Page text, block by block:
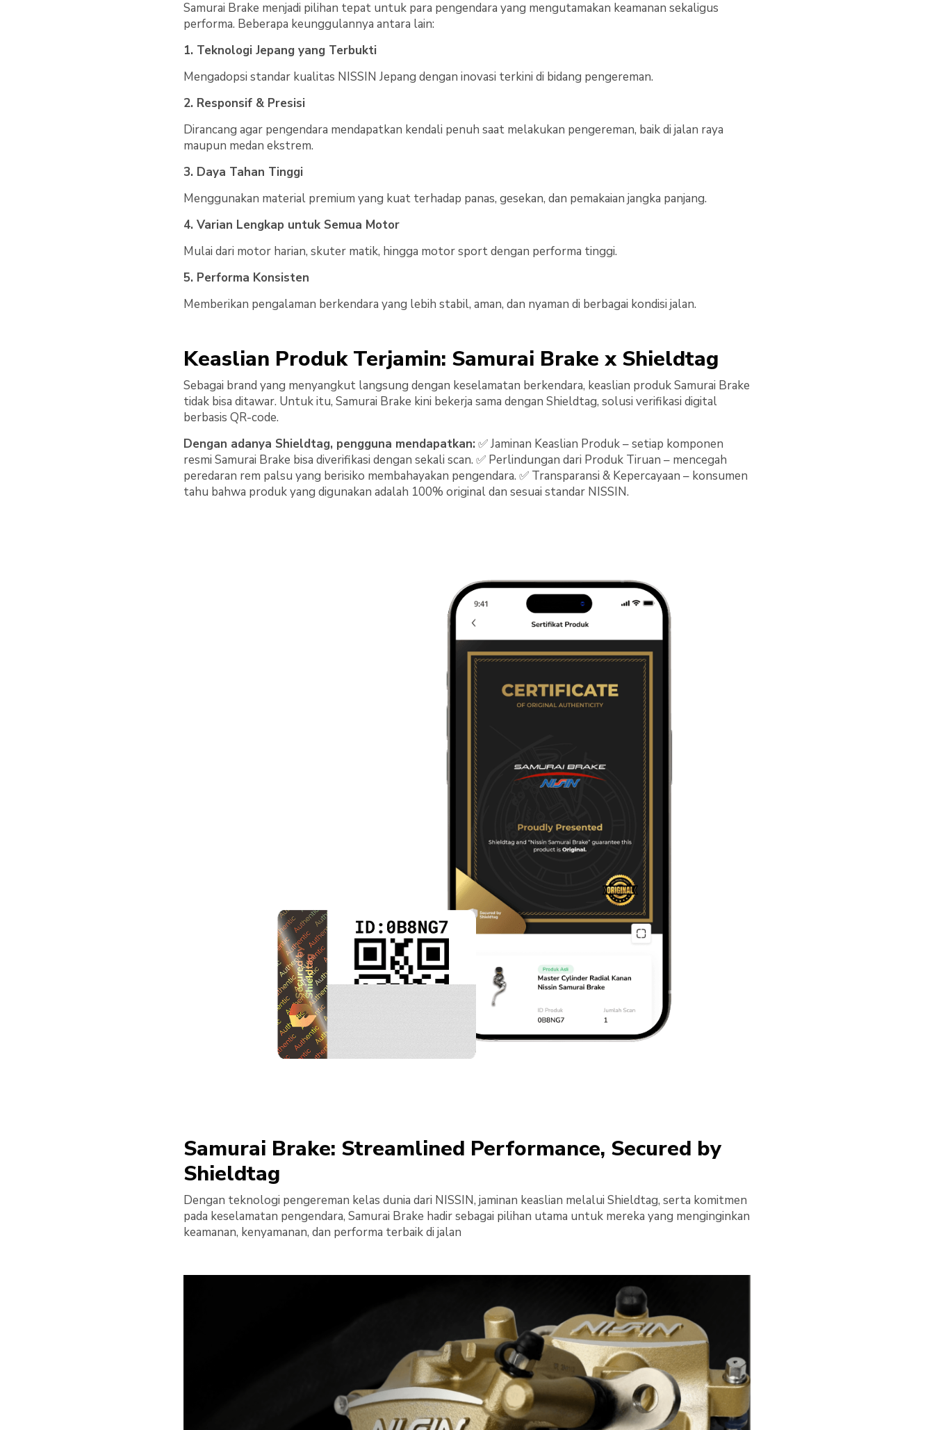
Samurai Brake menjadi pilihan tepat untuk para pengendara yang mengutamakan keamanan sekaligus
performa. Beberapa keunggulannya antara lain:
1. Teknologi Jepang yang Terbukti
Mengadopsi standar kualitas NISSIN Jepang dengan inovasi terkini di bidang pengereman.
2. Responsif & Presisi
Dirancang agar pengendara mendapatkan kendali penuh saat melakukan pengereman, baik di jalan raya
maupun medan ekstrem.
3. Daya Tahan Tinggi
Menggunakan material premium yang kuat terhadap panas, gesekan, dan pemakaian jangka panjang.
4. Varian Lengkap untuk Semua Motor
Mulai dari motor harian, skuter matik, hingga motor sport dengan performa tinggi.
5. Performa Konsisten
Memberikan pengalaman berkendara yang lebih stabil, aman, dan nyaman di berbagai kondisi jalan.
Keaslian Produk Terjamin: Samurai Brake x Shieldtag
Sebagai brand yang menyangkut langsung dengan keselamatan berkendara, keaslian produk Samurai Brake
tidak bisa ditawar. Untuk itu, Samurai Brake kini bekerja sama dengan Shieldtag, solusi verifikasi digital
berbasis QR-code.
Dengan adanya Shieldtag, pengguna mendapatkan:✅ Jaminan Keaslian Produk – setiap komponen
resmi Samurai Brake bisa diverifikasi dengan sekali scan. ✅ Perlindungan dari Produk Tiruan – mencegah
peredaran rem palsu yang berisiko membahayakan pengendara. ✅ Transparansi & Kepercayaan – konsumen
tahu bahwa produk yang digunakan adalah 100% original dan sesuai standar NISSIN.
Samurai Brake: Streamlined Performance, Secured by
Shieldtag
Dengan teknologi pengereman kelas dunia dari NISSIN, jaminan keaslian melalui Shieldtag, serta komitmen
pada keselamatan pengendara, Samurai Brake hadir sebagai pilihan utama untuk mereka yang menginginkan
keamanan, kenyamanan, dan performa terbaik di jalan